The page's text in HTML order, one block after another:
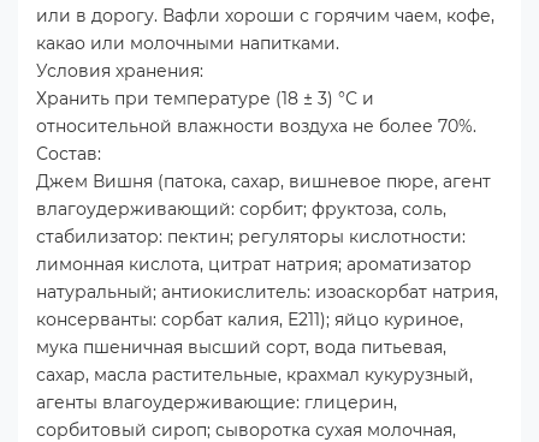
или в дорогу. Вафли хороши с горячим чаем, кофе,
какао или молочными напитками.
Условия хранения:
Хранить при температуре (18 ± 3) °С и
относительной влажности воздуха не более 70%.
Состав:
Джем Вишня (патока, сахар, вишневое пюре, агент
влагоудерживающий: сорбит; фруктоза, соль,
стабилизатор: пектин; регуляторы кислотности:
лимонная кислота, цитрат натрия; ароматизатор
натуральный; антиокислитель: изоаскорбат натрия,
консерванты: сорбат калия, Е211); яйцо куриное,
мука пшеничная высший сорт, вода питьевая,
сахар, масла растительные, крахмал кукурузный,
агенты влагоудерживающие: глицерин,
сорбитовый сироп; сыворотка сухая молочная,